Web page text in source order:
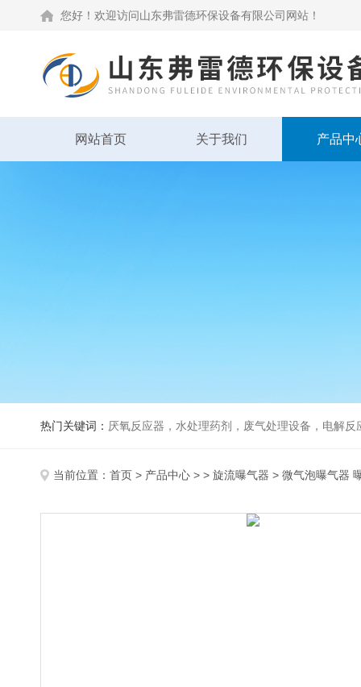
您好！欢迎访问山东弗雷德环保设备有限公司网站！
网站首页 关于我们 产品中
热门关键词： 厌氧反应器，水处理药剂，废气处理设备，电解
当前位置： 首页 > 产品中心 > > 旋流曝气器 > 微气泡曝气器